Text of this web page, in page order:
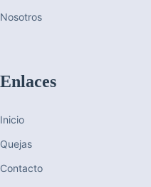
Nosotros
Enlaces
Inicio
Quejas
Contacto